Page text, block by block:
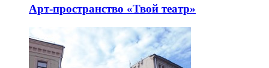
Арт-пространство «Твой театр»